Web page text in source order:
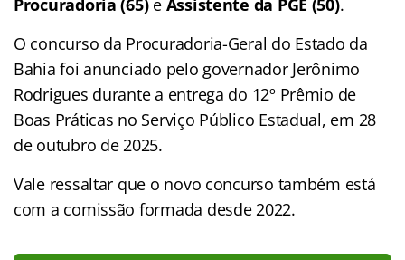
Procuradoria (65)e Assistente da PGE (50).
O concurso da Procuradoria-Geral do Estado da
Bahia foi anunciado pelo governador Jerônimo
Rodrigues durante a entrega do 12º Prêmio de
Boas Práticas no Serviço Público Estadual, em 28
de outubro de 2025.
Vale ressaltar que o novo concurso também está
com a comissão formada desde 2022.